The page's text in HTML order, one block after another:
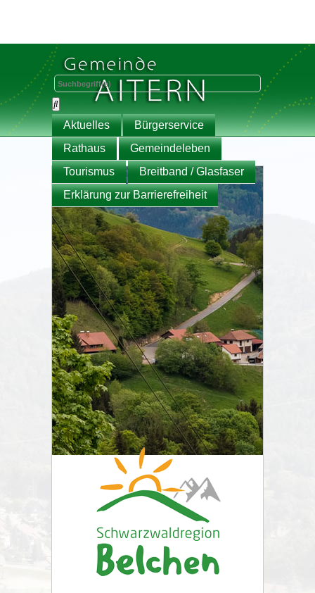
Aktuelles
Bürgerservice
Rathaus
Gemeindeleben
Tourismus
Breitband / Glasfaser
Erklärung zur Barrierefreiheit